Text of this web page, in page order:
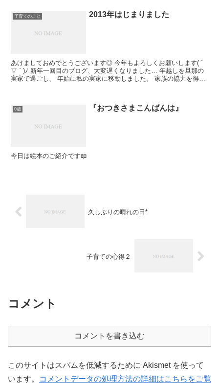
子育てのこと 2013年はじまりました
あけましておめでとうございます◎ 今年もよろしくお願いします( ´
▽ ` )ﾉ 新年一回目のブログ、大変遅くなりました… 年越しを旦那の
実家で過ごし、 年始に私の実家に移動しました。 家族の協力を得
0歳 『おつきさまこんばんは』
今日は絵本のご紹介です📖
久しぶりの晴れの日*
子育ての心得２
コメント
コメントを書き込む
このサイトはスパムを低減するために Akismet を使って
います。
コメントデータの処理方法の詳細はこちらをご覧